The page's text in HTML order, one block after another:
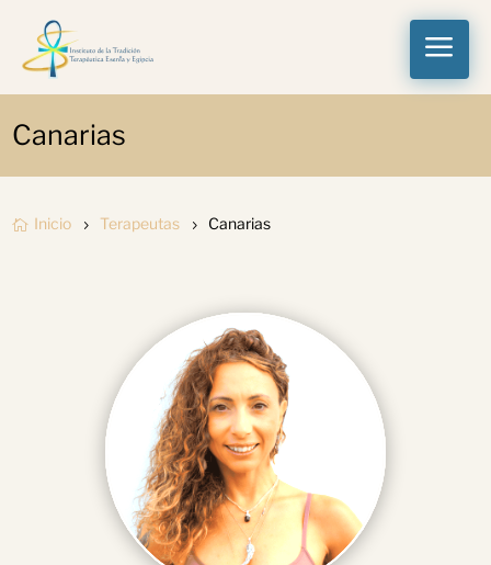
a
Canarias
Inicio Terapeutas Canarias